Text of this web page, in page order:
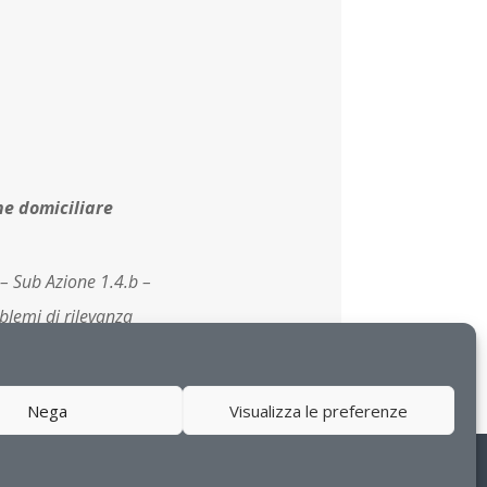
Nega Visualizza le preferenze
domiciliare
Sub Azione 1.4.b –
di rilevanza